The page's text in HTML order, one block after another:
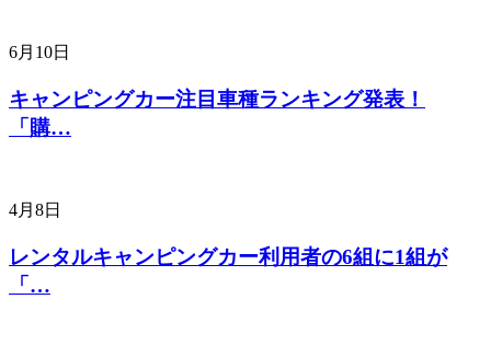
6月10日
キャンピングカー注目車種ランキング発表！
「購…
4月8日
レンタルキャンピングカー利用者の6組に1組が
「…